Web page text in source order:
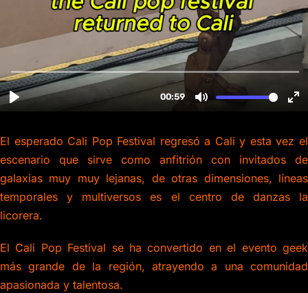
El esperado Cali Pop Festival regresó a Cali y esta vez el
escenario que sirve como anfitrión con invitados de
galaxias muy muy lejanas, de otras dimensiones, líneas
temporales y multiversos es el centro de danzas la
licorera.
El Cali Pop Festival se ha convertido en el evento geek
más grande de la región, atrayendo a una comunidad
apasionada y talentosa.